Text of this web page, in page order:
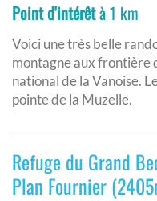
Point d'intérêtà 1 km
Voici une très belle
montagne aux frontière
national de la Vanoise.
pointe de la Muzelle.
Refuge du Grand
Plan Fournier